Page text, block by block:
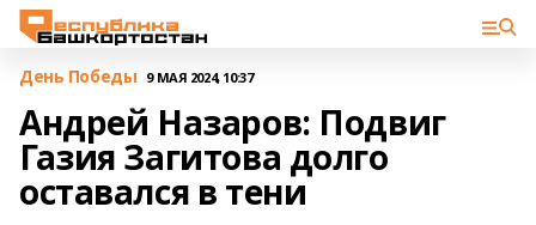
День Победы 9 МАЯ 2024, 10:37
Андрей Назаров: Подвиг
Газия Загитова долго
оставался в тени